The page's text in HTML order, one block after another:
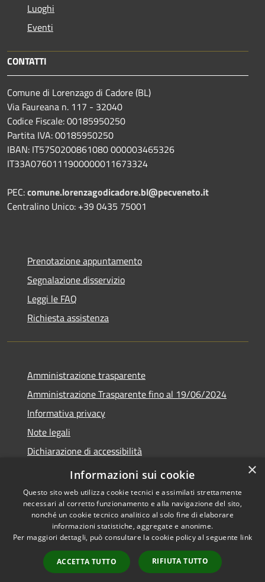
Luoghi
Eventi
CONTATTI
Comune di Lorenzago di Cadore (BL)
Via Faureana n. 117 - 32040
Codice Fiscale: 00185950250
Partita IVA: 00185950250
IBAN: IT57S0200861080 000003465326
IT33A0760111900000011673324
PEC:comune.lorenzagodicadore.bl@pecveneto.it
Centralino Unico: +39 0435 75001
Prenotazione appuntamento
Segnalazione disservizio
Leggi le FAQ
Richiesta assistenza
Amministrazione trasparente
Amministrazione Trasparente fino al 19/06/2024
Informativa privacy
Note legali
Dichiarazione di accessibilità
Meccanismo di feedback
Accessibilità
Copyright © 2026 • Comune di
Lorenzago di Cadore • Powered
byMunicipium
Accesso
redazione
×
Informazioni sui cookie
Questo sito web utilizza cookie tecnici e assimilati strettamente
necessari al corretto funzionamento e alla navigazione del sito,
nonché un cookie tecnico analitico al solo fine di elaborare
informazioni statistiche, aggregate e anonime.
Per maggiori dettagli, può consultare la cookie policy al seguente link
ACCETTA TUTTO RIFIUTA TUTTO